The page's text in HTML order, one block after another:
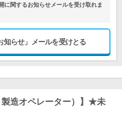
に関するお知らせメールを受け取れま
知らせ」メールを受けとる
製造オペレーター）】★未